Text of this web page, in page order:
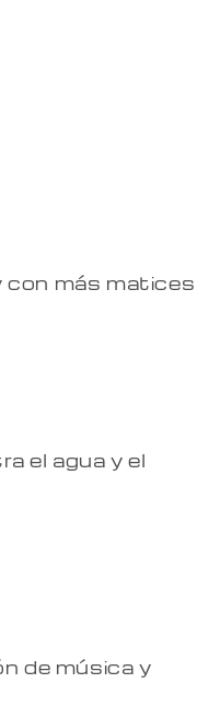
con más matices
el agua y el
de música y